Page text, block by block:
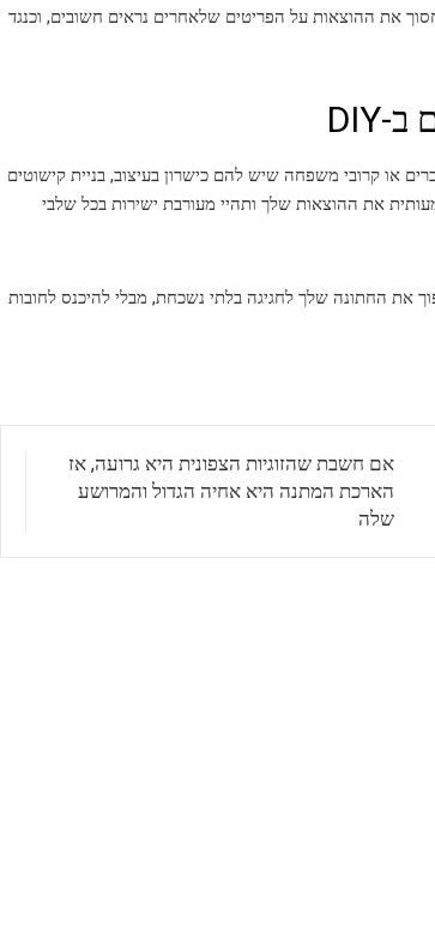
את ההוצאות על הפריטים שלאחרים נראים חשובים, וכנגד
או קרובי משפחה שיש להם כישרון בעיצוב, בניית קישוטים
את ההוצאות שלך ותהיי מעורבת ישירות בכל שלבי
את החתונה שלך לחגיגה בלתי נשכחת, מבלי להיכנס לחובות
אם חשבת שהזוגיות הצפונית היא גרועה, אז
הארכת המתנה היא אחיה הגדול והמרושע
שלה